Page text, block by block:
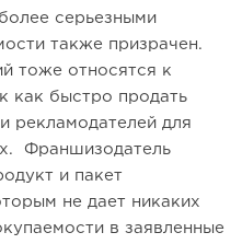
серьезными
также призрачен.
тоже относятся к
как быстро продать
рекламодателей для
Франшизодатель
и пакет
не дает никаких
в заявленные